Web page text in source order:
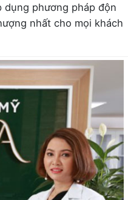
dụng phương pháp độn
nhất cho mọi khách